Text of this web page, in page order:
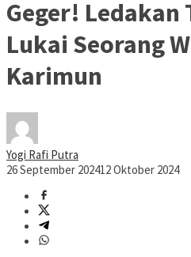
Geger! Ledakan
Lukai Seorang
Karimun
Yogi Rafi Putra
26 September 202412 Oktober 2024